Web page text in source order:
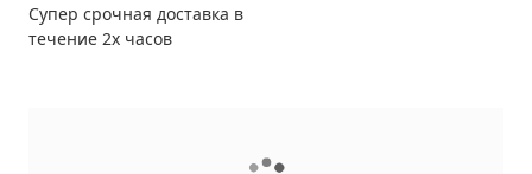
Супер срочная доставка в
течение 2х часов